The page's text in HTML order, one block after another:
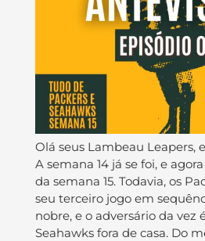
Olá seus Lambeau Leapers,
A semana 14 já se foi, e
da semana 15. Todavia, os
seu terceiro jogo em
nobre, e o adversário da vez
Seahawks fora de casa. Do